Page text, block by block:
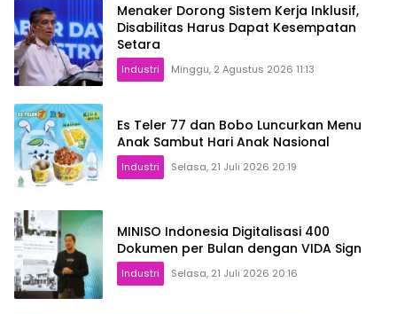
Menaker Dorong Sistem Kerja Inklusif,
Disabilitas Harus Dapat Kesempatan
Setara
Industri Minggu, 2 Agustus 2026 11:13
Es Teler 77 dan Bobo Luncurkan Menu
Anak Sambut Hari Anak Nasional
Industri Selasa, 21 Juli 2026 20:19
MINISO Indonesia Digitalisasi 400
Dokumen per Bulan dengan VIDA Sign
Industri Selasa, 21 Juli 2026 20:16